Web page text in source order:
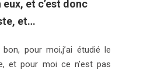
et c’est donc
et…
pour moi,j’ai étudié le
et pour moi ce n’est pas